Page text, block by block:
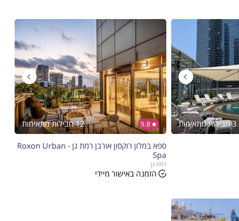
3 חבילות מתאימות 9.8 12 חבילות מתאימות
ספא במלון רוקסון אורבן רמת גן - Roxon Urban
Spa
רמת גן
הזמנה באישור מיידי